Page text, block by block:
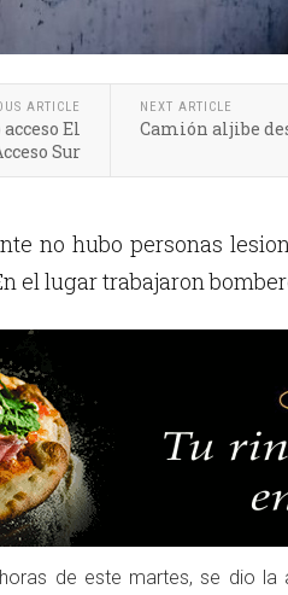
ARTICLE
El
Sur
NEXT ARTICLE
Camión aljibe
no hubo personas
el lugar trabajaron
de este martes, se dio la